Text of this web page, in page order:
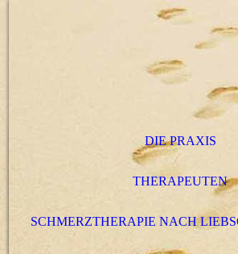
DIE PRAXIS
THERAPEUTEN
SCHMERZTHERAPIE NACH